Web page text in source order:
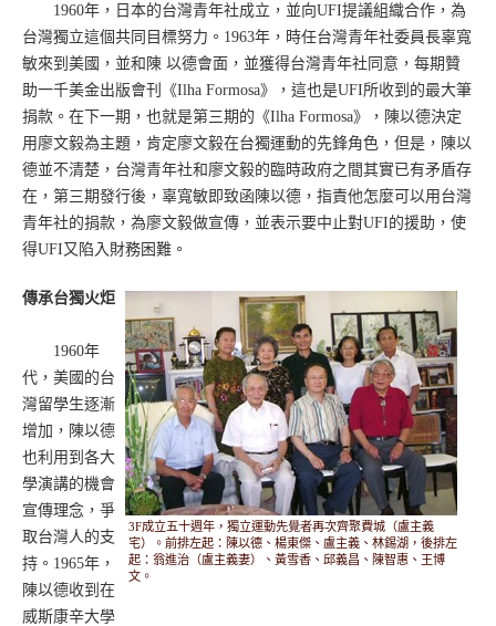
1960年，日本的台灣青年社成立，並向UFI提議組織合作，為
台灣獨立這個共同目標努力。1963年，時任台灣青年社委員長辜寬
敏來到美國，並和陳 以德會面，並獲得台灣青年社同意，每期贊
助一千美金出版會刊《Ilha Formosa》，這也是UFI所收到的最大筆
捐款。在下一期，也就是第三期的《Ilha Formosa》，陳以德決定
用廖文毅為主題，肯定廖文毅在台獨運動的先鋒角色，但是，陳以
德並不清楚，台灣青年社和廖文毅的臨時政府之間其實已有矛盾存
在，第三期發行後，辜寬敏即致函陳以德，指責他怎麼可以用台灣
青年社的捐款，為廖文毅做宣傳，並表示要中止對UFI的援助，使
得UFI又陷入財務困難。
3F成立五十週年，獨立運動先覺者再次齊聚費城（盧主義
宅）。前排左起：陳以德、楊東傑、盧主義、林錫湖，後排左
起：翁進治（盧主義妻）、黃雪香、邱義昌、陳智惠、王博
文。
傳承台獨火炬
1960年
代，美國的台
灣留學生逐漸
增加，陳以德
也利用到各大
學演講的機會
宣傳理念，爭
取台灣人的支
持。1965年，
陳以德收到在
威斯康辛大學